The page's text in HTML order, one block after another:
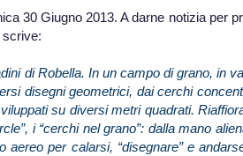
30 Giugno 2013. A darne notizia per
scrive:
di Robella. In un campo di grano, in
disegni geometrici, dai cerchi
su diversi metri quadrati.
i “cerchi nel grano”: dalla mano
per calarsi, “disegnare” e